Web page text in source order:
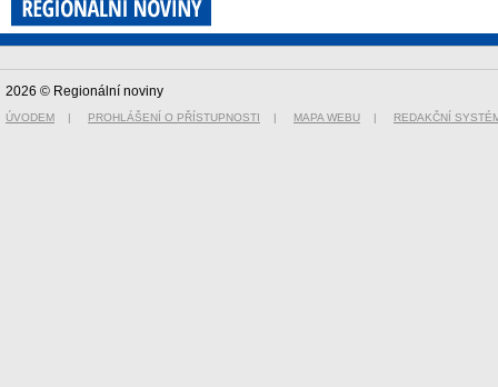
2026 © Regionální noviny
ÚVODEM | PROHLÁŠENÍ O PŘÍSTUPNOSTI | MAPA WEBU | REDAKČNÍ